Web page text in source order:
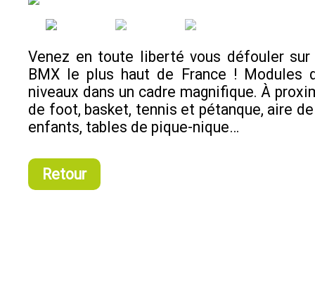
Venez en toute liberté vous défouler
BMX le plus haut de France ! Modules
niveaux dans un cadre magnifique. À
de foot, basket, tennis et pétanque, aire
enfants, tables de pique-nique…
Retour